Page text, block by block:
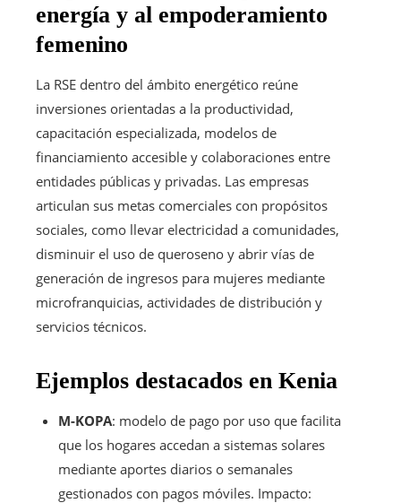
energía y al empoderamiento
femenino
La RSE dentro del ámbito energético reúne
inversiones orientadas a la productividad,
capacitación especializada, modelos de
financiamiento accesible y colaboraciones entre
entidades públicas y privadas. Las empresas
articulan sus metas comerciales con propósitos
sociales, como llevar electricidad a comunidades,
disminuir el uso de queroseno y abrir vías de
generación de ingresos para mujeres mediante
microfranquicias, actividades de distribución y
servicios técnicos.
Ejemplos destacados en Kenia
M-KOPA: modelo de pago por uso que facilita
que los hogares accedan a sistemas solares
mediante aportes diarios o semanales
gestionados con pagos móviles. Impacto: